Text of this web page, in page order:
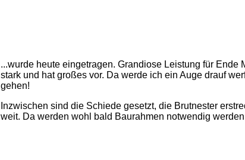
...wurde heute eingetragen. Grandiose Leistung für Ende
stark und hat großes vor. Da werde ich ein Auge drauf
gehen!
Inzwischen sind die Schiede gesetzt, die Brutnester
weit. Da werden wohl bald Baurahmen notwendig